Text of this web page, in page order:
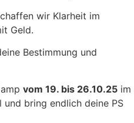
wir Klarheit im
Geld.
Bestimmung und
vom 19. bis 26.10.25 im
bring endlich deine PS